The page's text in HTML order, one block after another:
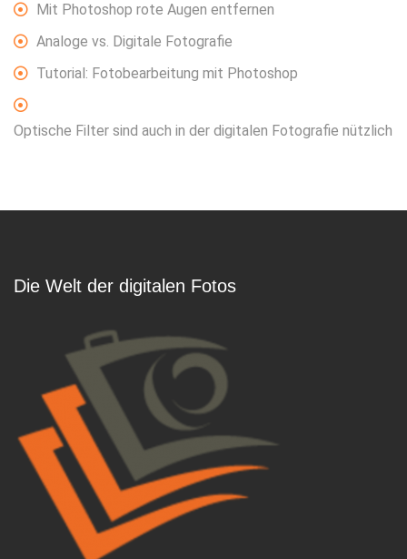
Mit Photoshop rote Augen entfernen
Analoge vs. Digitale Fotografie
Tutorial: Fotobearbeitung mit Photoshop
Optische Filter sind auch in der digitalen Fotografie nützlich
Die Welt der digitalen Fotos